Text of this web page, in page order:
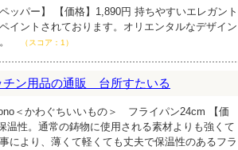
ッパー】 【価格】1,890円 持ちやすいエレガント
イントされております。オリエンタルなデザイン
（スコア：1）
ン用品の通販 台所すたいる
＜かわぐちいいもの＞ フライパン24cm 【価
温性。通常の鋳物に使用される素材よりも強くて
により、薄くて軽くても丈夫で保温性のあるフラ